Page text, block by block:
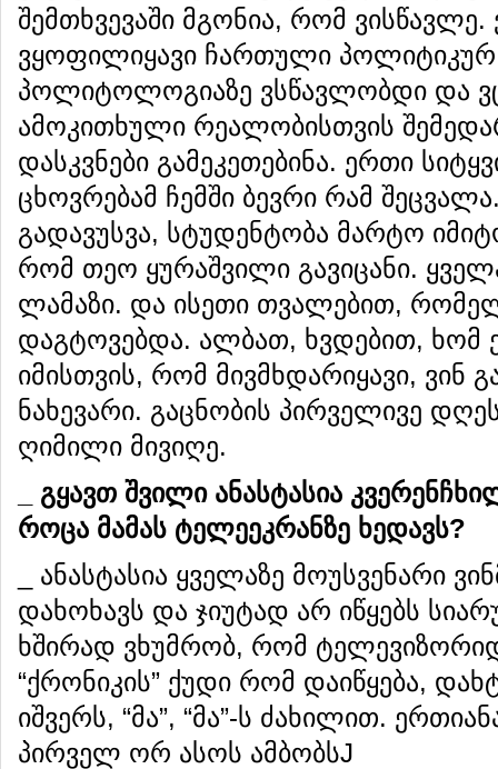
შემთხვევაში მგონია, რომ
ვყოფილიყავი ჩართული პოლიტიკურ
პოლიტოლოგიაზე ვსწავლობდი და
ამოკითხული რეალობისთვის
დასკვნები გამეკეთებინა. ერთი
ცხოვრებამ ჩემში ბევრი რამ
გადავუსვა, სტუდენტობა მარტო
რომ თეო ყურაშვილი გავიცანი.
ლამაზი. და ისეთი თვალებით,
დაგტოვებდა. ალბათ, ხვდებით, ხომ
იმისთვის, რომ მივმხდარიყავი, ვინ
ნახევარი. გაცნობის პირველივე
ღიმილი მივიღე.
გყავთ შვილი ანასტასია
როცა მამას ტელეეკრანზე ხედავს?
_ ანასტასია ყველაზე მოუსვენარი
დახოხავს და ჯიუტად არ იწყებს
ხშირად ვხუმრობ, რომ
“ქრონიკის” ქუდი რომ დაიწყება,
იშვერს, “მა”, “მა”-ს ძახილით.
პირველ ორ ასოს ამბობსJ